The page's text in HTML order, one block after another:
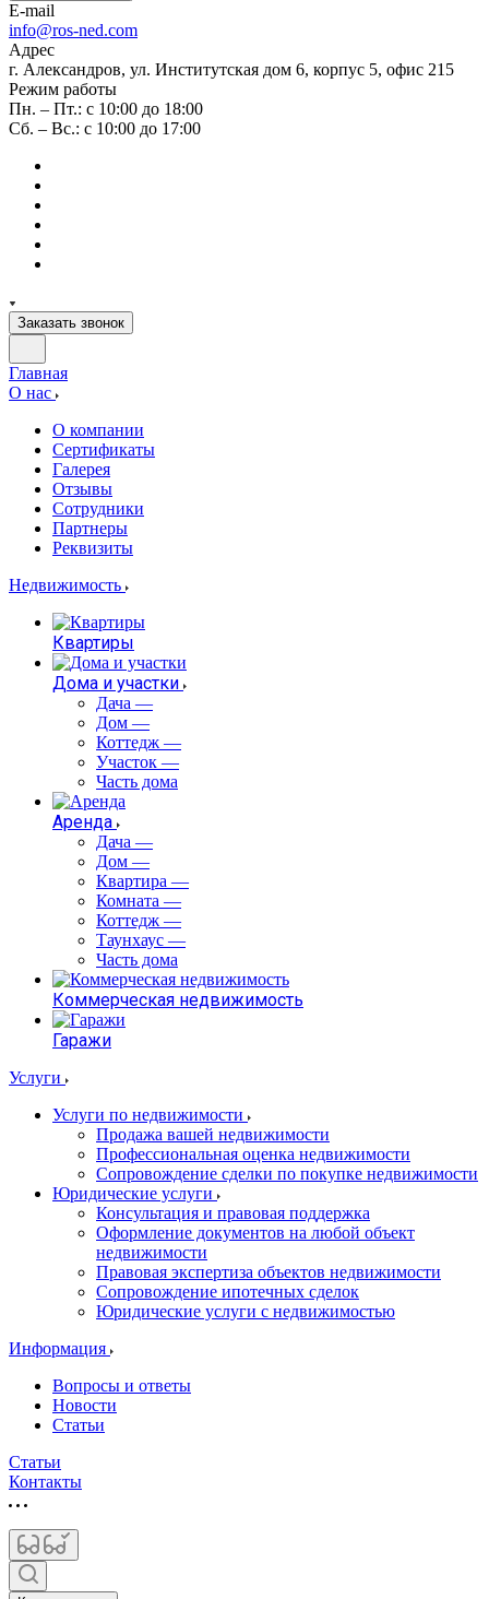
E-mail
info@ros-ned.com
Адрес
г. Александров, ул. Институтская дом 6, корпус 5, офис 215
Режим работы
Пн. – Пт.: с 10:00 до 18:00
Сб. – Вс.: с 10:00 до 17:00
Заказать звонок
Главная
О нас
О компании
Сертификаты
Галерея
Отзывы
Сотрудники
Партнеры
Реквизиты
Недвижимость
Квартиры
Дома и участки
Дача —
Дом —
Коттедж —
Участок —
Часть дома
Аренда
Дача —
Дом —
Квартира —
Комната —
Коттедж —
Таунхаус —
Часть дома
Коммерческая недвижимость
Гаражи
Услуги
Услуги по недвижимости
Продажа вашей недвижимости
Профессиональная оценка недвижимости
Сопровождение сделки по покупке недвижимости
Юридические услуги
Консультация и правовая поддержка
Оформление документов на любой объект
недвижимости
Правовая экспертиза объектов недвижимости
Сопровождение ипотечных сделок
Юридические услуги с недвижимостью
Информация
Вопросы и ответы
Новости
Статьи
Статьи
Контакты